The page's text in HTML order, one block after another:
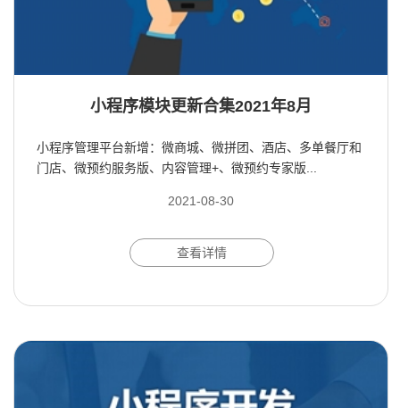
小程序模块更新合集2021年8月
小程序管理平台新增：微商城、微拼团、酒店、多单餐厅和
门店、微预约服务版、内容管理+、微预约专家版...
2021-08-30
查看详情